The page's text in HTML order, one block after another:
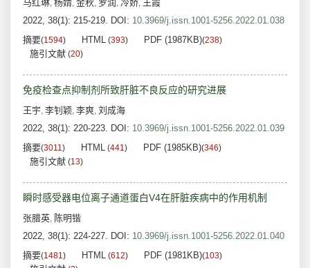
马红琳, 杨婧, 金秋, 罗润 , 冷娇, 王霞
2022, 38(1): 215-219. DOI: 10.3969/j.issn.1001-5256.2022.01.038
摘要(1594) HTML (393) PDF (1987KB)(238)
施引文献 (20)
免疫检查点抑制剂所致肝脏不良反应的研究进展
王宇, 李钊颖, 李爽, 刘成海
2022, 38(1): 220-223. DOI: 10.3969/j.issn.1001-5256.2022.01.039
摘要(3011) HTML (441) PDF (1985KB)(346)
施引文献 (13)
瞬时感受器电位离子通道蛋白V4在肝脏疾病中的作用机制
张腊英, 陈明锴
2022, 38(1): 224-227. DOI: 10.3969/j.issn.1001-5256.2022.01.040
摘要(1481) HTML (612) PDF (1981KB)(103)